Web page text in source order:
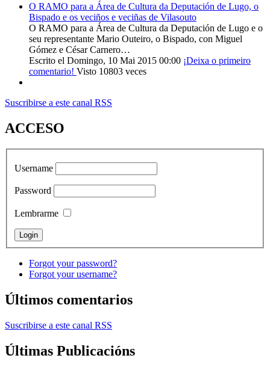
O RAMO para a Área de Cultura da Deputación de Lugo, o
Bispado e os veciños e veciñas de Vilasouto
O RAMO para a Área de Cultura da Deputación de Lugo e o
seu representante Mario Outeiro, o Bispado, con Miguel
Gómez e César Carnero…
Escrito el Domingo, 10 Mai 2015 00:00 ¡Deixa o primeiro
comentario! Visto 10803 veces
Suscribirse a este canal RSS
ACCESO
Username
Password
Lembrarme
Forgot your password?
Forgot your username?
Últimos comentarios
Suscribirse a este canal RSS
Últimas Publicacións